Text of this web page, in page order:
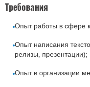
Требования
Опыт работы в сфере
Опыт написания
релизы, презентации);
Опыт в организации